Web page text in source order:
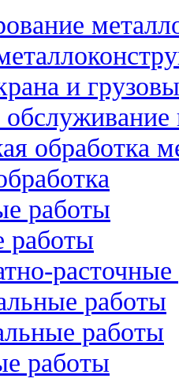
и
обработка
работы
работы
работы
работы
работы